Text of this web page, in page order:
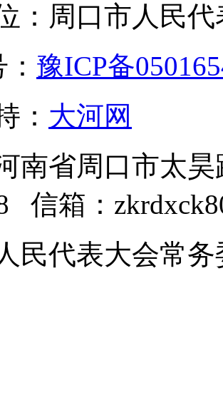
：周口市人民
豫ICP备
： 大河网
南省周口市太
信箱：
民代表大会常